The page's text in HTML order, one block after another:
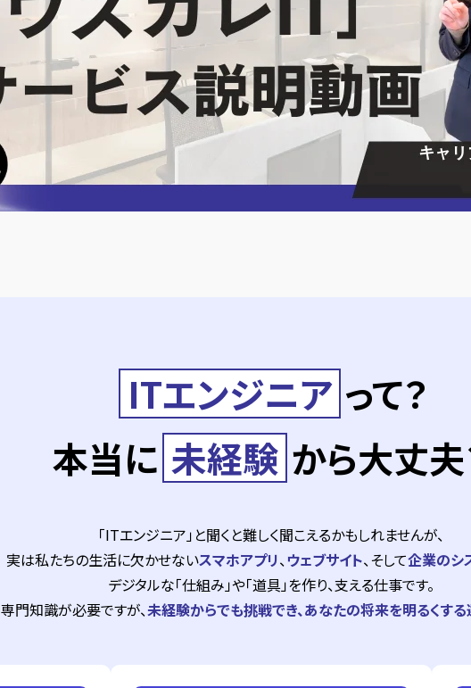
ITエンジニア って？
本当に 未経験 から大丈夫
「ITエンジニア」と聞くと難しく聞こえるかもしれませんが、
実は私たちの生活に欠かせないスマホアプリ、ウェブサイト、そして企業のシ
デジタルな「仕組み」や「道具」を作り、支える仕事です。
専門知識が必要ですが、未経験からでも挑戦でき、あなたの将来を明るくす